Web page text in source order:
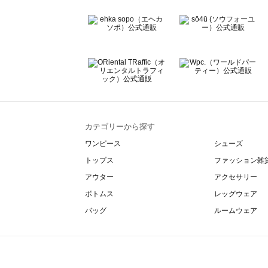
カテゴリーから探す
ワンピース
トップス
アウター
ボトムス
バッグ
シューズ
ファッション雑
アクセサリー
レッグウェア
ルームウェア